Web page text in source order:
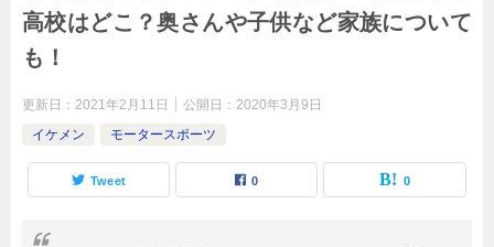
高校はどこ？奥さんや子供など家族について
も！
更新日： 2021年2月11日 公開日： 2020年3月9日
イケメン
モータースポーツ
Tweet 0 0